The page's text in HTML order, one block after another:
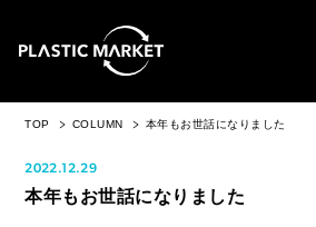
TOP COLUMN 本年もお世話になりました
2022.12.29
本年もお世話になりました